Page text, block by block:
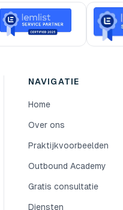
NAVIGATIE
Home
Over ons
Praktijkvoorbeelden
Outbound Academy
Gratis consultatie
Diensten